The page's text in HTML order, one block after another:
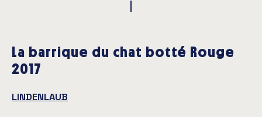
La barrique du chat botté Rouge
2017
LINDENLAUB